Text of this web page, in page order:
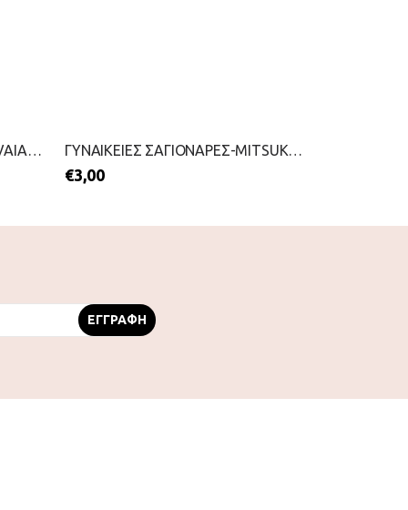
ΓΥΝΑΙΚΕΙΕΣ ΣΑΓΙΟΝΑΡΕΣ-HAVAIANAS-2199-0260-ΜΑΥΡΟ ΓΥΝΑΙΚΕΙΕΣ ΣΑΓΙΟΝΑΡΕΣ-MITSUKO-2199-0205-ΜΑΥΡΟ
€3,00